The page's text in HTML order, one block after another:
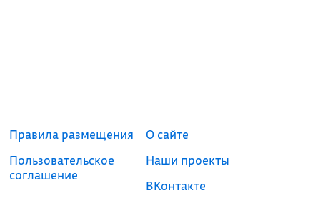
Правила размещения
Пользовательское
соглашение
О сайте
Наши проекты
ВКонтакте